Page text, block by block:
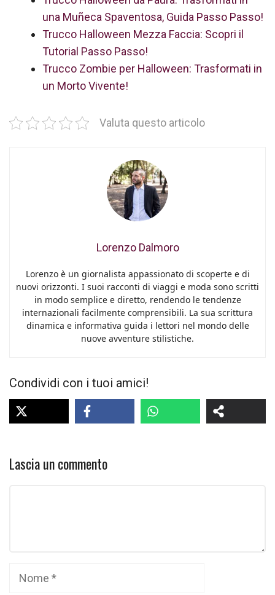
una Muñeca Spaventosa, Guida Passo Passo!
Trucco Halloween Mezza Faccia: Scopri il
Tutorial Passo Passo!
Trucco Zombie per Halloween: Trasformati in
un Morto Vivente!
Valuta questo articolo
Lorenzo Dalmoro
Lorenzo è un giornalista appassionato di scoperte e di
nuovi orizzonti. I suoi racconti di viaggi e moda sono scritti
in modo semplice e diretto, rendendo le tendenze
internazionali facilmente comprensibili. La sua scrittura
dinamica e informativa guida i lettori nel mondo delle
nuove avventure stilistiche.
Condividi con i tuoi amici!
Lascia un commento